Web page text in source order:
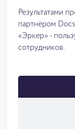
Результатами
партнёром
«Эркер» -
сотрудников.